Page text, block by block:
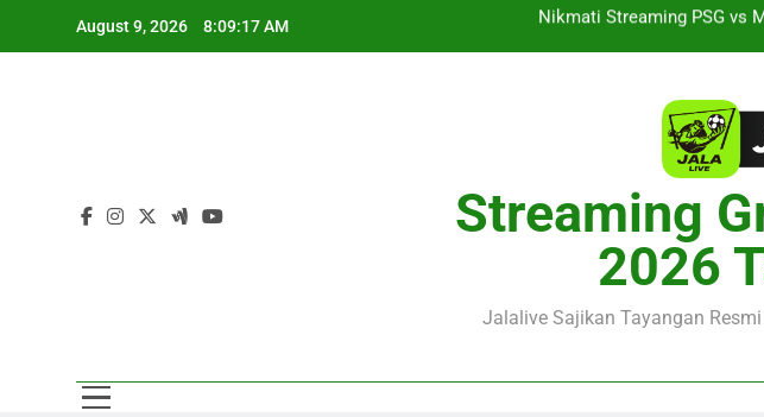
August 9, 2026 8:09:18 AM
Streaming Singapura
Streaming Jalalive
Nikmati Streaming PSG vs
Streaming Singapura
Jalalive Aston Villa vs
Streaming
2026
Jalalive Sajikan Tayangan